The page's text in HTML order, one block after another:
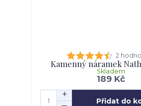
2
Kamenný náramek
189 Kč
Skladem
Přidat do